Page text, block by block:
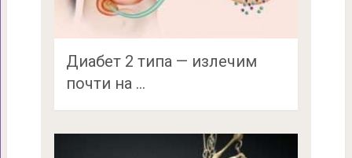
Диабет 2 типа — излечим
почти на …